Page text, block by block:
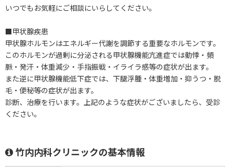
いつでもお気軽にご相談にいらしてください。
■甲状腺疾患
甲状腺ホルモンはエネルギー代謝を調節する重要なホルモンです。
このホルモンが過剰に分泌される甲状腺機能亢進症では動悸・頻
脈・発汗・体重減少・手指振戦・イライラ感等の症状が出ます。
また逆に甲状腺機能低下症では、下腿浮腫・体重増加・抑うつ・脱
毛・便秘等の症状が出ます。
診断、治療を行います。上記のような症状がございましたら、受診
ください。
竹内内科クリニックの基本情報